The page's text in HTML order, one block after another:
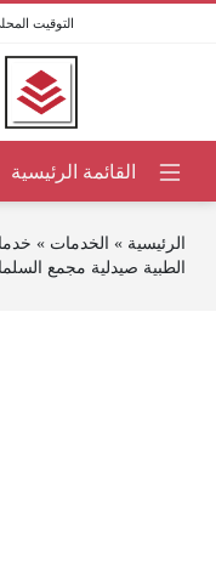
الرئيسية » الخدمات »
الطبية صيدلية مجمع